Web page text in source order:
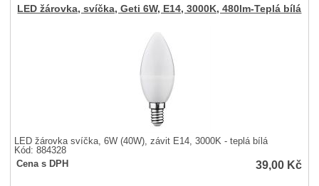
LED žárovka, svíčka, Geti 6W, E14, 3000K, 480lm-Teplá bílá
LED žárovka svíčka, 6W (40W), závit E14, 3000K - teplá bílá
Kód: 884328
Cena s DPH
39,00 Kč